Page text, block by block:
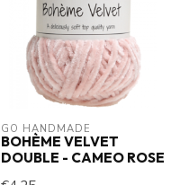
GO HANDMADE
BOHÈME VELVET
DOUBLE - CAMEO ROSE